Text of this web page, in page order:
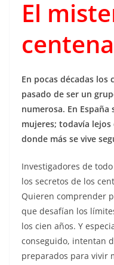
El
En pocas décadas
pasado de ser un
numerosa. En España
mujeres; todavía lejos
donde más se vive
Investigadores de
los secretos de los
Quieren comprender
que desafían los
los cien años. Y
conseguido, intentan
preparados para vivir